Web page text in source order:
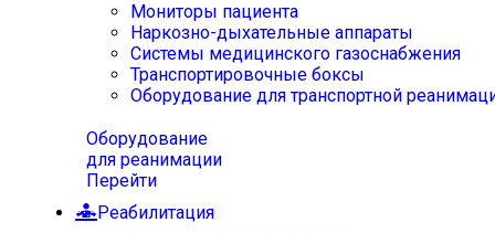
Мониторы пациента
Наркозно-дыхательные аппараты
Системы медицинского газоснабжения
Транспортировочные боксы
Оборудование для транспортной
Оборудование
для реанимации
Перейти
Реабилитация